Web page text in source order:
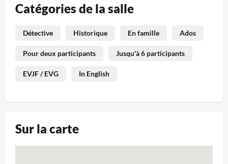
Catégories de la salle
Détective Historique En famille Ados
Pour deux participants Jusqu'à 6 participants
EVJF / EVG In English
Sur la carte